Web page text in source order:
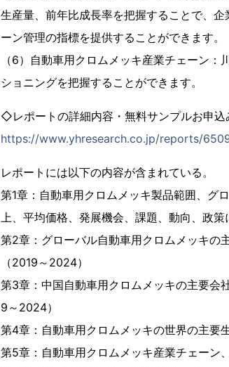
生産量、前年比成長率を把握することで、
ーン管理の指標を提供することができます。
（6）自動車用クロムメッキ産業チェーン
ショニングを把握することができます。
◇レポートの詳細内容・無料サンプルお申込
https://www.yhresearch.co.jp/reports/
レポートには以下の内容が含まれている。
第1章：自動車用クロムメッキ製品範囲、グ
上、平均価格、発展機会、課題、動向、政策
第2章：グローバル自動車用クロムメッキの
（2019～2024）
第3章：中国自動車用クロムメッキの主要会
9～2024）
第4章：自動車用クロムメッキの世界の主要
第5章：自動車用クロムメッキ産業チェーン